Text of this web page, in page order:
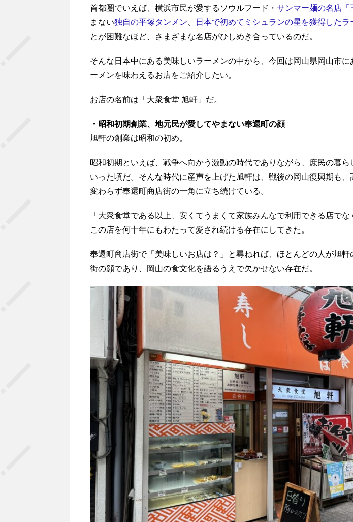
首都圏でいえば、横浜市民が愛するソウルフード・ サンマー麺の名店「
まない独自の平塚タンメン 日本で初めてミシュランの星を獲得したラ
とが困難なほど、さまざまな名店がひしめき合っているのだ。
そんな日本中にある美味しいラーメンの中から、今回は岡山県岡山市
ーメンを味わえるお店をご紹介したい。
お店の名前は「大衆食堂 旭軒」だ。
・昭和初期創業、地元民が愛してやまない奉還町の顔
旭軒の創業は昭和の初め。
昭和初期といえば、戦争へ向かう激動の時代でありながら、庶民の暮
いった頃だ。そんな時代に産声を上げた旭軒は、戦後の岡山復興期も、
変わらず奉還町商店街の一角に立ち続けている。
「大衆食堂である以上、安くてうまくて家族みんなで利用できる店でな
この店を何十年にもわたって愛され続ける存在にしてきた。
奉還町商店街で「美味しいお店は？」と尋ねれば、ほとんどの人が旭
街の顔であり、岡山の食文化を語るうえで欠かせない存在だ。